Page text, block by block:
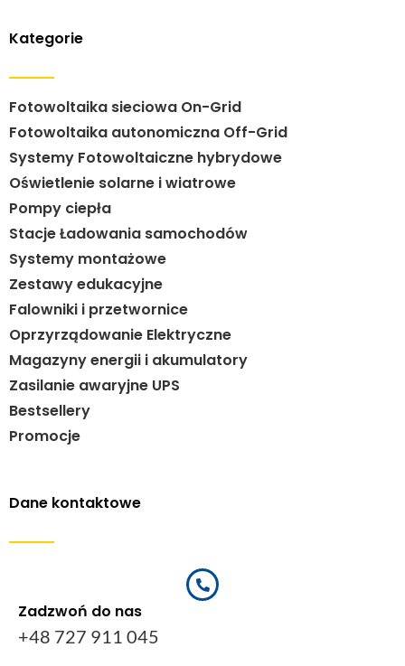
Kategorie
Fotowoltaika sieciowa On-Grid
Fotowoltaika autonomiczna Off-Grid
Systemy Fotowoltaiczne hybrydowe
Oświetlenie solarne i wiatrowe
Pompy ciepła
Stacje Ładowania samochodów
Systemy montażowe
Zestawy edukacyjne
Falowniki i przetwornice
Oprzyrządowanie Elektryczne
Magazyny energii i akumulatory
Zasilanie awaryjne UPS
Bestsellery
Promocje
Dane kontaktowe
Zadzwoń do nas
+48 727 911 045